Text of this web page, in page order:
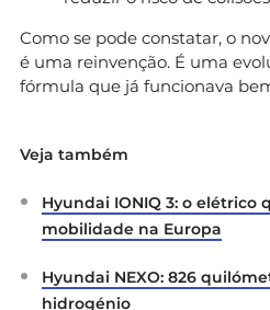
Como se pode constatar, o
é uma reinvenção. É uma
fórmula que já funcionava
Veja também
Hyundai IONIQ 3: o elétrico
mobilidade na Europa
Hyundai NEXO: 826
hidrogénio